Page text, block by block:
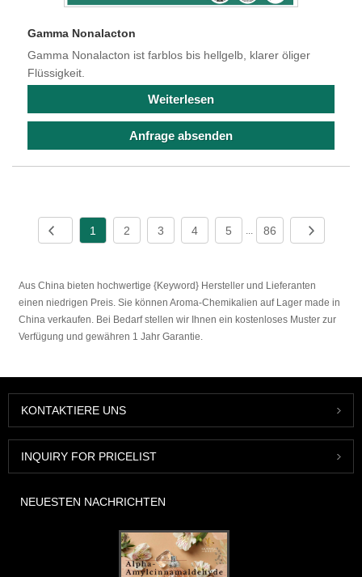
Gamma Nonalacton
Gamma Nonalacton ist farblos bis hellgelb, klarer öliger
Flüssigkeit.
Weiterlesen
Anfrage absenden
1 2 3 4 5 ... 86
Aus China bieten hochwertige {Keyword} Hersteller und Lieferanten
einen niedrigen Preis. Sie können Aroma-Chemikalien auf Lager made in
China verkaufen. Bei Bedarf stellen wir Ihnen ein kostenloses Muster zur
Verfügung und gewähren 1 Jahr Garantie.
KONTAKTIERE UNS
INQUIRY FOR PRICELIST
NEUESTEN NACHRICHTEN